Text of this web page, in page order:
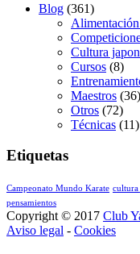
Blog (361)
Cultura
Cursos (8)
Maestros (36)
Otros (72)
Técnicas (11)
Etiquetas
Campeonato Mundo Karate cultura
pensamientos
Copyright © 2017 Club
Aviso legal - Cookies